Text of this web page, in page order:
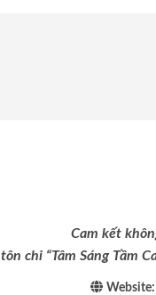
Cam kết
tôn chỉ “Tâm Sáng Tầm
Website: